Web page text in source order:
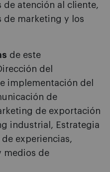
de atención al cliente,
de marketing y los
de este
del
implementación del
de
de exportación
industrial, Estrategia
experiencias,
medios de